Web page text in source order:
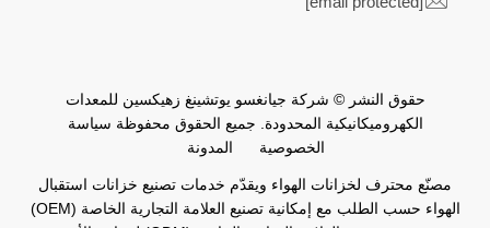
حقوق النشر © شركة جيانغسو يوتشينغ زهيكسين للمعدات
الكهروميكانيكية المحدودة. جميع الحقوق محفوظة سياسة
الخصوصية
المدونة
مصنّع محترف لخزانات الهواء ويقدّم خدمات تصنيع خزانات استقبال
الهواء حسب الطلب مع إمكانية تصنيع العلامة التجارية الخاصة (OEM)